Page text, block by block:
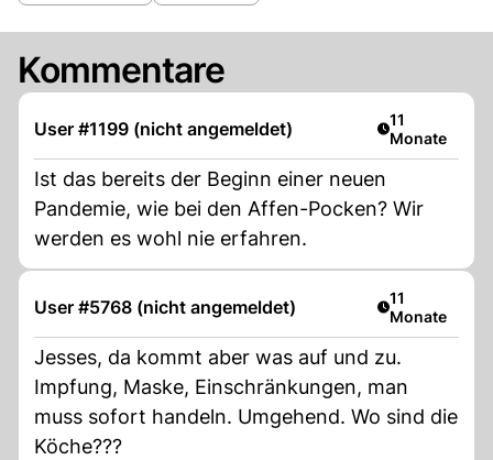
Kommentare
User #1199 (nicht angemeldet) Artikel
11
Monate
Ist das bereits der Beginn einer neuen
Pandemie, wie bei den Affen-Pocken? Wir
werden es wohl nie erfahren.
User #5768 (nicht angemeldet) Artikel
11
Monate
Jesses, da kommt aber was auf und zu.
Impfung, Maske, Einschränkungen, man
muss sofort handeln. Umgehend. Wo sind die
Köche???